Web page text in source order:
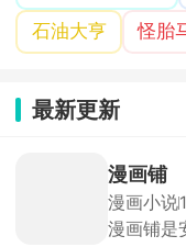
石油大亨
怪胎
最新更新
漫画铺
漫画小说
漫画铺是